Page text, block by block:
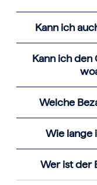
Kann ich
Kann ich den
Welche
Wie lange
Wer ist der